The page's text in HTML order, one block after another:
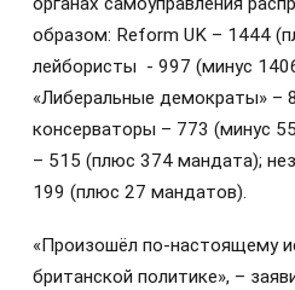
образом: Reform UK – 1444
лейбористы - 997 (минус
«Либеральные демократы» –
консерваторы – 773 (минус
– 515 (плюс 374 мандата);
199 (плюс 27 мандатов).
«Произошёл по-настоящему
британской политике», –